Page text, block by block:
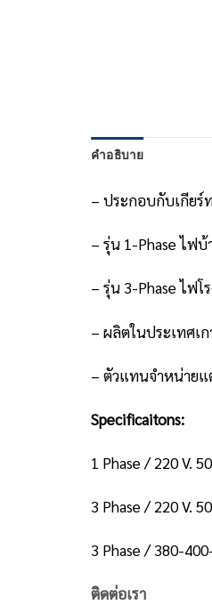
คำอธิบาย
– ประกอบกับเกียร์
– รุ่น 1-Phase ไฟ
– รุ่น 3-Phase ไฟโ
– ผลิตในประเทศเ
– ตัวแทนจำหน่ายแ
Specificaitons:
1 Phase / 220 V.
3 Phase / 220 V.
3 Phase / 380-
ติดต่อเรา